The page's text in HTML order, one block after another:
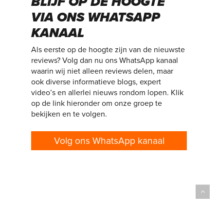
VIA ONS WHATSAPP
KANAAL
Als eerste op de hoogte zijn van de nieuwste
reviews? Volg dan nu ons WhatsApp kanaal
waarin wij niet alleen reviews delen, maar
ook diverse informatieve blogs, expert
video’s en allerlei nieuws rondom lopen. Klik
op de link hieronder om onze groep te
bekijken en te volgen.
Volg ons WhatsApp kanaal